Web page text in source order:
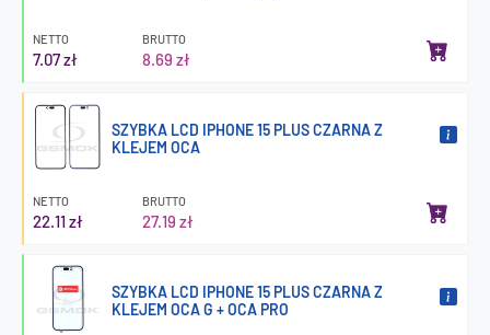
NETTO
7.07 zł
BRUTTO
8.69 zł
SZYBKA LCD IPHONE 15 PLUS CZARNA Z
KLEJEM OCA
NETTO
22.11 zł
BRUTTO
27.19 zł
SZYBKA LCD IPHONE 15 PLUS CZARNA Z
KLEJEM OCA G + OCA PRO